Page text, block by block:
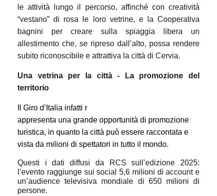
le attività lungo il percorso, affinché con creatività
“vestano” di rosa le loro vetrine, e la Cooperativa
bagnini per creare sulla spiaggia libera un
allestimento che, se ripreso dall’alto, possa rendere
subito riconoscibile e attrattiva la città di Cervia.
Una vetrina per la città - La promozione del
territorio
Il Giro d’Italia infatti r
appresenta una grande opportunità di promozione
turistica, in quanto la città può essere raccontata e
vista da milioni di spettatori in tutto il mondo.
Questi i dati diffusi da RCS sull’edizione 2025:
l’evento raggiunge sui social 5,6 milioni di account e
un’audience televisiva mondiale di 650 milioni di
persone.